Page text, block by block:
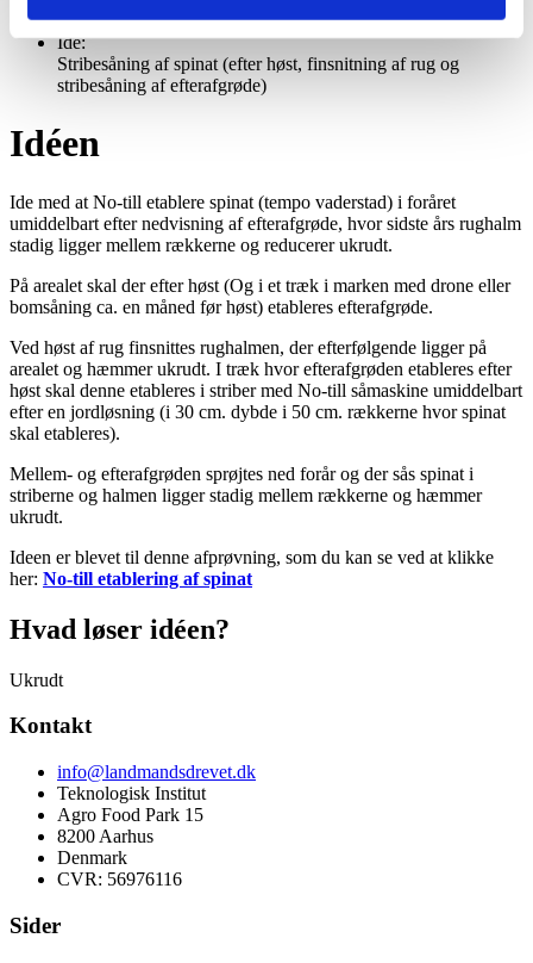
Region Sjælland
Ide:
Stribesåning af spinat (efter høst, finsnitning af rug og
stribesåning af efterafgrøde)
Idéen
Ide med at No-till etablere spinat (tempo vaderstad) i foråret
umiddelbart efter nedvisning af efterafgrøde, hvor sidste års rughalm
stadig ligger mellem rækkerne og reducerer ukrudt.
På arealet skal der efter høst (Og i et træk i marken med drone eller
bomsåning ca. en måned før høst) etableres efterafgrøde.
Ved høst af rug finsnittes rughalmen, der efterfølgende ligger på
arealet og hæmmer ukrudt. I træk hvor efterafgrøden etableres efter
høst skal denne etableres i striber med No-till såmaskine umiddelbart
efter en jordløsning (i 30 cm. dybde i 50 cm. rækkerne hvor spinat
skal etableres).
Mellem- og efterafgrøden sprøjtes ned forår og der sås spinat i
striberne og halmen ligger stadig mellem rækkerne og hæmmer
ukrudt.
Ideen er blevet til denne afprøvning, som du kan se ved at klikke
her: No-till etablering af spinat
Hvad løser idéen?
Ukrudt
Kontakt
info@landmandsdrevet.dk
Teknologisk Institut
Agro Food Park 15
8200 Aarhus
Denmark
CVR: 56976116
Sider